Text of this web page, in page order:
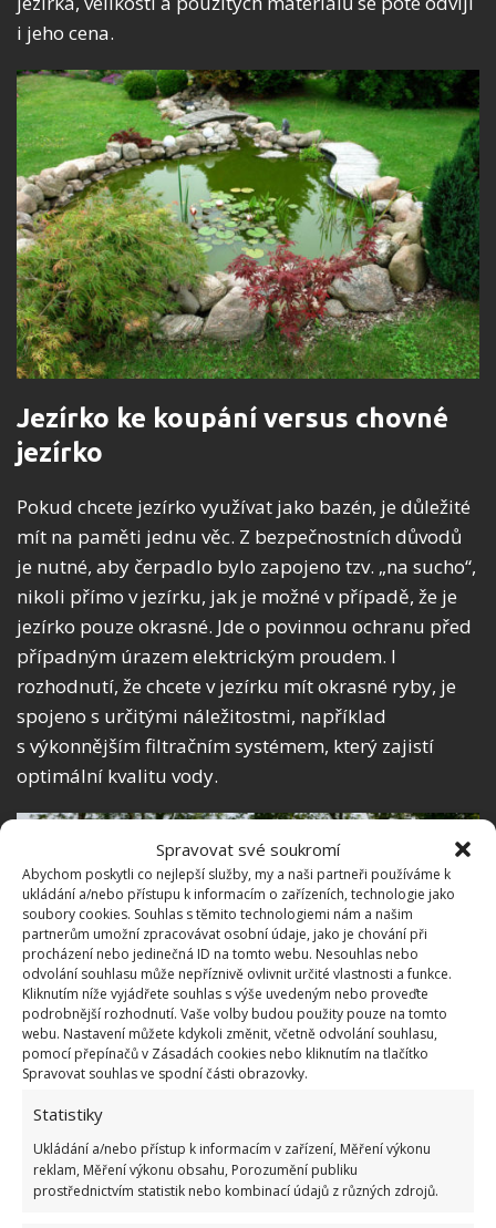
Spravovat své soukromí
Abychom poskytli co nejlepší služby, my a naši partneři používáme k
ukládání a/nebo přístupu k informacím o zařízeních, technologie jako
soubory cookies. Souhlas s těmito technologiemi nám a našim
partnerům umožní zpracovávat osobní údaje, jako je chování při
procházení nebo jedinečná ID na tomto webu. Nesouhlas nebo
odvolání souhlasu může nepříznivě ovlivnit určité vlastnosti a funkce.
Kliknutím níže vyjádřete souhlas s výše uvedeným nebo proveďte
podrobnější rozhodnutí. Vaše volby budou použity pouze na tomto
webu. Nastavení můžete kdykoli změnit, včetně odvolání souhlasu,
pomocí přepínačů v Zásadách cookies nebo kliknutím na tlačítko
Spravovat souhlas ve spodní části obrazovky.
Statistiky
Ukládání a/nebo přístup k informacím v zařízení, Měření výkonu
reklam, Měření výkonu obsahu, Porozumění publiku
prostřednictvím statistik nebo kombinací údajů z různých zdrojů.
i jeho cena.
Jezírko ke koupání versus chovné
jezírko
Pokud chcete jezírko využívat jako bazén, je důležité
mít na paměti jednu věc. Z bezpečnostních důvodů
je nutné, aby čerpadlo bylo zapojeno tzv. „na sucho“,
nikoli přímo v jezírku, jak je možné v případě, že je
jezírko pouze okrasné. Jde o povinnou ochranu před
případným úrazem elektrickým proudem. I
rozhodnutí, že chcete v jezírku mít okrasné ryby, je
spojeno s určitými náležitostmi, například
s výkonnějším filtračním systémem, který zajistí
optimální kvalitu vody.
Materiály potřebné ke stavbě
jezírka